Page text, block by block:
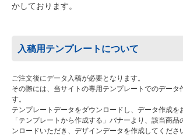
かしております。
入稿用テンプレートについて
ご注文後にデータ入稿が必要となります。
その際には、当サイトの専用テンプレートでのデータ
す。
テンプレートデータをダウンロードし、データ作成を
「テンプレートから作成する」バナーより、該当商
ンロードいただき、デザインデータを作成してくださ